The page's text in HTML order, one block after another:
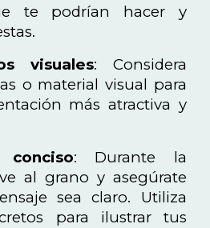
te podrían hacer y
visuales: Considera
o material visual para
más atractiva y
: Durante la
al grano y asegúrate
sea claro. Utiliza
para ilustrar tus